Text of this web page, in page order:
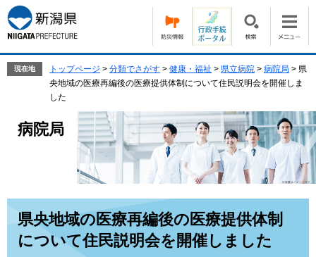
ー
ジ
の
ニ
ュ
ー
現在地 トップページ > 分類でさがす > 健康・福祉 > 県立病院 > 病院局 > 県
央地域の医療再編後の医療提供体制について住民説明会を開催しま
した
病院局
県央地域の医療再編後の医療提供体制
について住民説明会を開催しました